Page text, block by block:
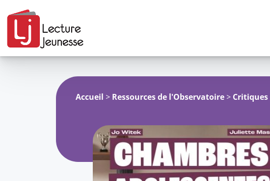
Aller
Accueil > Ressources de l'Observatoire > Critiques